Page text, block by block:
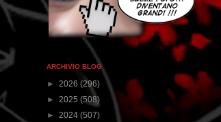
ARCHIVIO BLOG
► 2026 (296)
► 2025 (508)
► 2024 (507)